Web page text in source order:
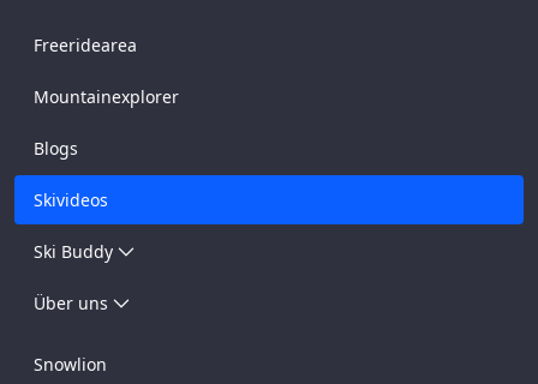
Freeridearea
Mountainexplorer
Blogs
Skivideos
Ski Buddy
Über uns
Snowlion